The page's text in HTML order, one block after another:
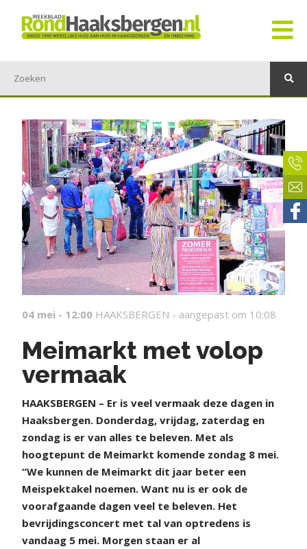
04 mei - 12:00 HAAKSBERGEN - aangepast om 10:08
Meimarkt met volop
vermaak
HAAKSBERGEN – Er is veel vermaak deze dagen in
Haaksbergen. Donderdag, vrijdag, zaterdag en
zondag is er van alles te beleven. Met als
hoogtepunt de Meimarkt komende zondag 8 mei.
“We kunnen de Meimarkt dit jaar beter een
Meispektakel noemen. Want nu is er ook de
voorafgaande dagen veel te beleven. Het
bevrijdingsconcert met tal van optredens is
vandaag 5 mei. Morgen staan er al